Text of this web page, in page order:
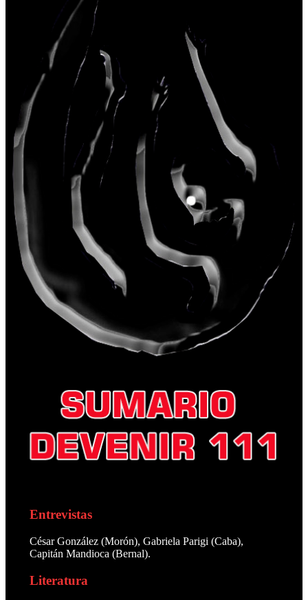
Entrevistas
César González (Morón), Gabriela Parigi (Caba),
Capitán Mandioca (Bernal).
Literatura